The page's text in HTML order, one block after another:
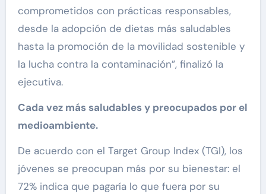
comprometidos con prácticas responsables,
desde la adopción de dietas más saludables
hasta la promoción de la movilidad sostenible y
la lucha contra la contaminación”, finalizó la
ejecutiva.
Cada vez más saludables y preocupados por el
medioambiente.
De acuerdo con el Target Group Index (TGI), los
jóvenes se preocupan más por su bienestar: el
72% indica que pagaría lo que fuera por su